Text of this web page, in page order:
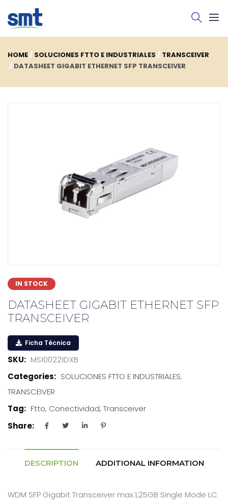
HOME SOLUCIONES FTTO E INDUSTRIALES
TRANSCEIVER
DATASHEET GIGABIT ETHERNET SFP TRANSCEIVER
IN STOCK
DATASHEET GIGABIT ETHERNET SFP
TRANSCEIVER
Ficha Técnica
SKU: MS100221DXB
Categories: SOLUCIONES FTTO E INDUSTRIALES,
TRANSCEIVER
Tag: Ftto, Conectividad, Transceiver
Share:
DESCRIPTION ADDITIONAL INFORMATION
WDM SFP Gigabit Transceiver max.1,25GB Single Mode LC